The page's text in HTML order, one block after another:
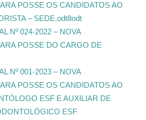
POSSE OS CANDIDATOS AO
– SEDE.odt8odt
Nº 024-2022 – NOVA
POSSE DO CARGO DE
Nº 001-2023 – NOVA
POSSE OS CANDIDATOS AO
ESF E AUXILIAR DE
ESF